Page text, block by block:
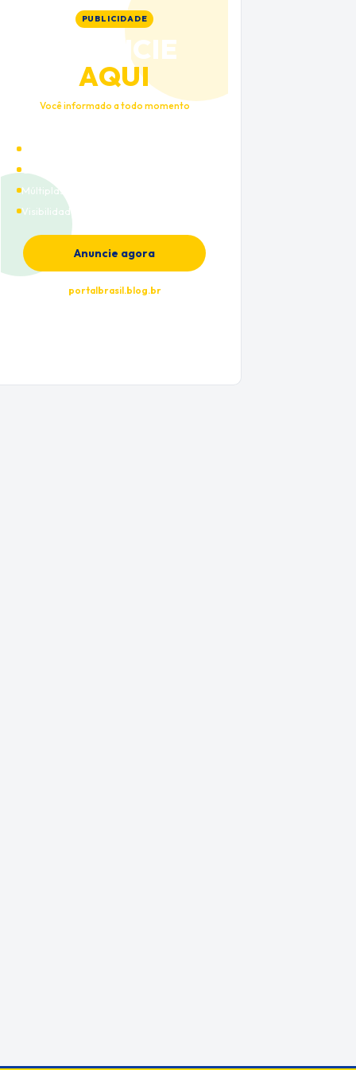
PUBLICIDADE
ANUNCIE
AQUI
Você informado a todo momento
Múltiplas categorias
Visibilidade premium
Anuncie agora
portalbrasil.blog.br